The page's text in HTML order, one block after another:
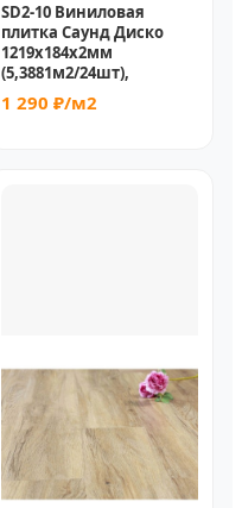
SD2-10 Виниловая
плитка Саунд Диско
1219х184х2мм
(5,3881м2/24шт),
1 290 ₽/м2